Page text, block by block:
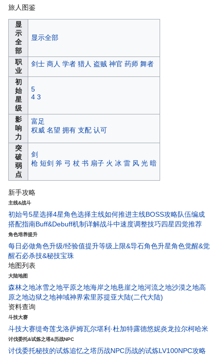
旅人图鉴
显
示
全
部
显示全部
职
业
剑士 商人 学者 猎人 盗贼 神官 药师 舞者
初
始
星
级
5
4 3
影
响
力
富足
权威 名望 拥有 支配 认可
突
破
弱
点
剑
枪 短剑 斧 弓 杖 书 扇子 火 冰 雷 风 光 暗
新手攻略
主线&战斗
初始号5星选择4星角色选择主线如何推进主线BOSS攻略队伍编成
搭配指南Buff&Debuff机制详解战斗中速度调整技巧四星四觉推荐
角色培养提升
每日必做角色升级/经验值提升等级上限&导石角色升星角色觉醒&觉
醒石必杀技&秘技宝珠
地图列表
大陆地图
森林之地冰雪之地平原之地海岸之地悬崖之地河流之地沙漠之地高
原之地边狱之地神域神界索里苏提亚大陆(二代大陆)
资料查询
斗技大赛
斗技大赛缇奇莲戈洛萨姆瓦尔堪利·杜加特露德悠妮炎龙拉尔柯哈米
讨伐委托&试炼之塔&历战NPC
讨伐委托秘技的试炼追忆之塔历战NPC历战的试炼LV100NPC攻略